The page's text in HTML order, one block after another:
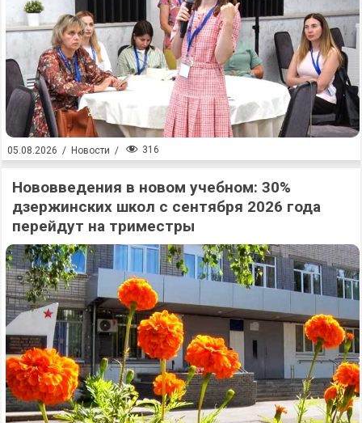
05.08.2026 / Новости / 316
Нововведения в новом учебном: 30%
дзержинских школ с сентября 2026 года
перейдут на триместры